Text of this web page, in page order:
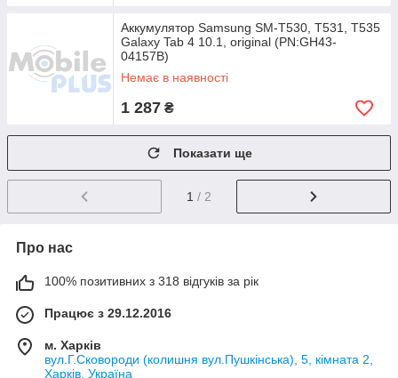
Аккумулятор Samsung SM-T530, T531, T535
Galaxy Tab 4 10.1, original (PN:GH43-
04157B)
Немає в наявності
1 287 ₴
Показати ще
1 / 2
Про нас
100% позитивних з 318 відгуків за рік
Працює з 29.12.2016
м. Харків
вул.Г.Сковороди (колишня вул.Пушкінська), 5, кімната 2,
Харків, Україна